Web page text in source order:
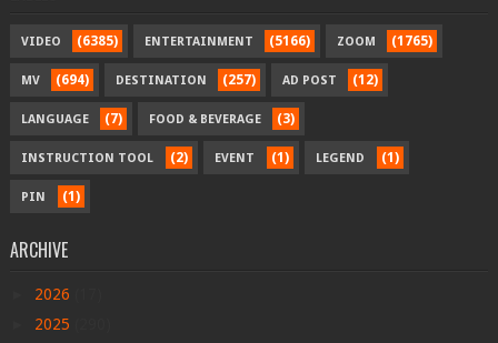
VIDEO (6385) ENTERTAINMENT (5166) ZOOM (1765)
MV (694) DESTINATION (257) AD POST (12)
LANGUAGE (7) FOOD & BEVERAGE (3)
INSTRUCTION TOOL (2) EVENT (1) LEGEND (1)
PIN (1)
ARCHIVE
2026
2025